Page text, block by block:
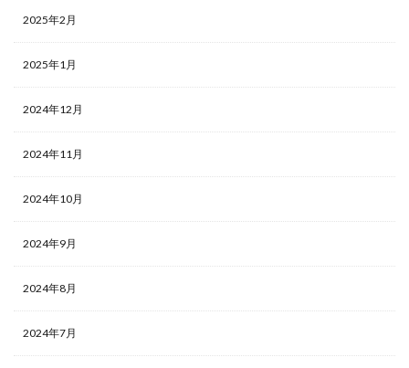
2025年2月
2025年1月
2024年12月
2024年11月
2024年10月
2024年9月
2024年8月
2024年7月